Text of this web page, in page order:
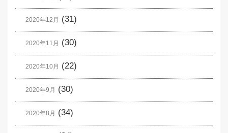
2020年12月 (31)
2020年11月 (30)
2020年10月 (22)
2020年9月 (30)
2020年8月 (34)